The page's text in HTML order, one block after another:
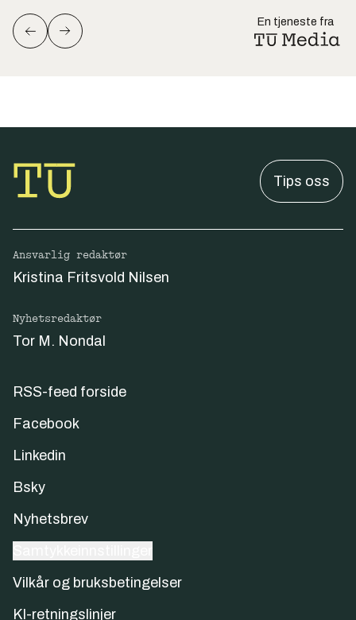
En tjeneste fra
Tips oss
Ansvarlig redaktør
Kristina Fritsvold Nilsen
Nyhetsredaktør
Tor M. Nondal
RSS-feed forside
Facebook
Linkedin
Bsky
Nyhetsbrev
Vilkår og bruksbetingelser
KI-retningslinjer